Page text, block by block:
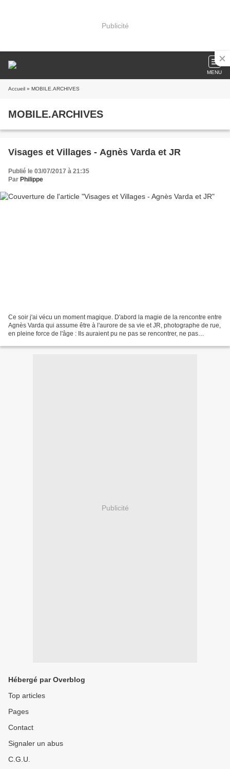
Publicité
MENU
Accueil » MOBILE.ARCHIVES
MOBILE.ARCHIVES
Visages et Villages - Agnès Varda et JR
Publié le 03/07/2017 à 21:35
Par Philippe
Ce soir j'ai vécu un moment magique. D'abord la magie de la rencontre entre
Agnès Varda qui assume être à l'aurore de sa vie et JR, photographe de rue,
en pleine force de l'âge : Ils auraient pu ne pas se rencontrer, ne pas
Publicité
Hébergé par Overblog
Top articles
Pages
Contact
Signaler un abus
C.G.U.